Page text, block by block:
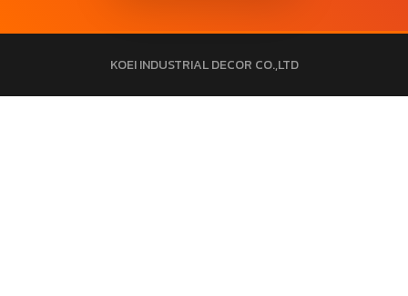
KOEI INDUSTRIAL DECOR CO.,LTD